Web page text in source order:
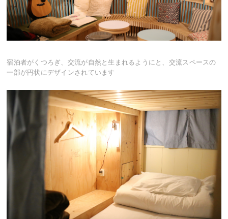
宿泊者がくつろぎ、交流が自然と生まれるようにと、交流スペースの
一部が円状にデザインされています